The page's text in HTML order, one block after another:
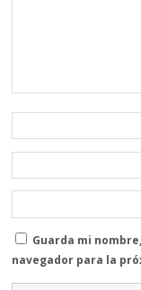
Guarda mi
navegador para la